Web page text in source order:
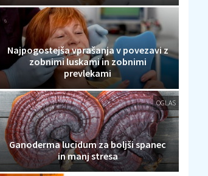
Najpogostejša vprašanja v povezavi z
zobnimi luskami in zobnimi
prevlekami
OGLAS
Ganoderma lucidum za boljši spanec
in manj stresa